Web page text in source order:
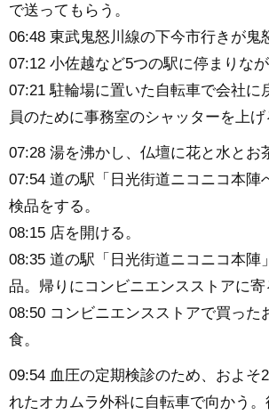
で送ってもらう。
06:48 東武鬼怒川線の下今市行きが鬼
07:12 小佐越など5つの駅に停まりなが
07:21 駐輪場に置いた自転車で会社に
員のために事務室のシャッターを上げ
07:28 湯を沸かし、仏壇に花と水とお
07:54 道の駅「日光街道ニコニコ本陣
検品をする。
08:15 店を開ける。
08:35 道の駅「日光街道ニコニコ本陣
品。帰りにコンビニエンスストアに寄
08:50 コンビニエンスストアで買った
食。
09:54 血圧の定期検診のため、およそ
れたオカムラ外科に自転車で向かう。